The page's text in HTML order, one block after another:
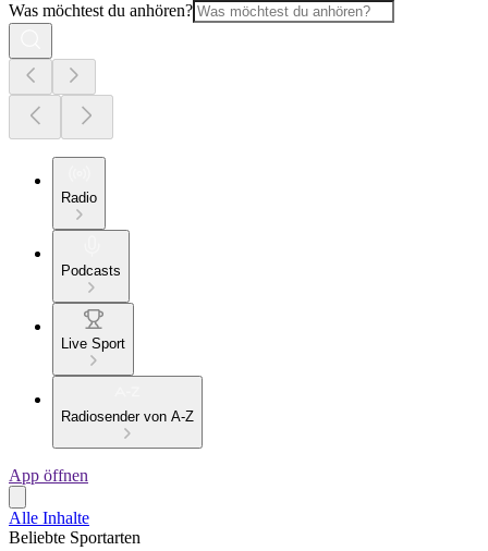
Was möchtest du anhören?
Radio
Podcasts
Live Sport
Radiosender von A-Z
App öffnen
Alle Inhalte
Beliebte Sportarten